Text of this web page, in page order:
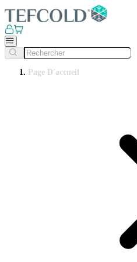
Page D'accueil